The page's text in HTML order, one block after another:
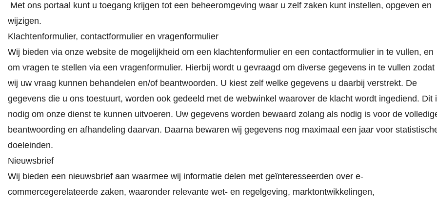
Met ons portaal kunt u toegang krijgen tot een beheeromgeving waar u zelf zaken kunt instellen, opgeven en
wijzigen.
Klachtenformulier, contactformulier en vragenformulier
Wij bieden via onze website de mogelijkheid om een klachtenformulier en een contactformulier in te vullen, en
om vragen te stellen via een vragenformulier. Hierbij wordt u gevraagd om diverse gegevens in te vullen zodat
wij uw vraag kunnen behandelen en/of beantwoorden. U kiest zelf welke gegevens u daarbij verstrekt. De
gegevens die u ons toestuurt, worden ook gedeeld met de webwinkel waarover de klacht wordt ingediend. Dit
nodig om onze dienst te kunnen uitvoeren. Uw gegevens worden bewaard zolang als nodig is voor de
beantwoording en afhandeling daarvan. Daarna bewaren wij gegevens nog maximaal een jaar voor
doeleinden.
Nieuwsbrief
Wij bieden een nieuwsbrief aan waarmee wij informatie delen met geïnteresseerden over e-
commercegerelateerde zaken, waaronder relevante wet- en regelgeving, marktontwikkelingen,